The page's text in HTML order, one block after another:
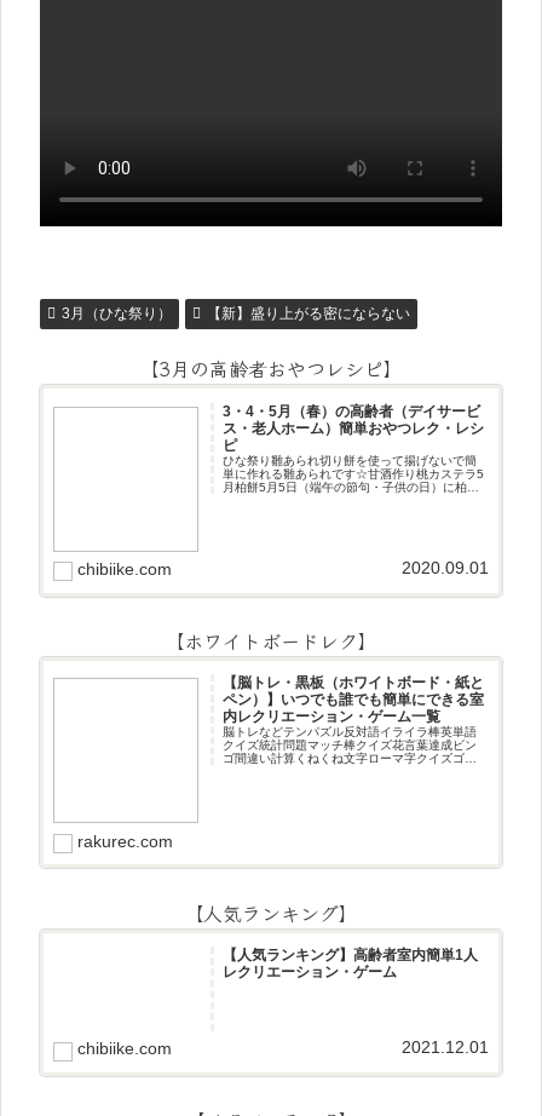
3月（ひな祭り） 【新】盛り上がる密にならない
【3月の高齢者おやつレシピ】
3・4・5月（春）の高齢者（デイサービ
ス・老人ホーム）簡単おやつレク・レシ
ピ
ひな祭り雛あられ切り餅を使って揚げないで簡
単に作れる雛あられです☆甘酒作り桃カステラ5
月柏餅5月5日（端午の節句・子供の日）に柏餅
chibiike.com 2020.09.01
【ホワイトボードレク】
【脳トレ・黒板（ホワイトボード・紙と
ペン）】いつでも誰でも簡単にできる室
内レクリエーション・ゲーム一覧
脳トレなどテンパズル反対語イライラ棒英単語
クイズ統計問題マッチ棒クイズ花言葉達成ビン
ゴ間違い計算くねくね文字ローマ字クイズゴロ
rakurec.com
【人気ランキング】
【人気ランキング】高齢者室内簡単1人
レクリエーション・ゲーム
chibiike.com 2021.12.01